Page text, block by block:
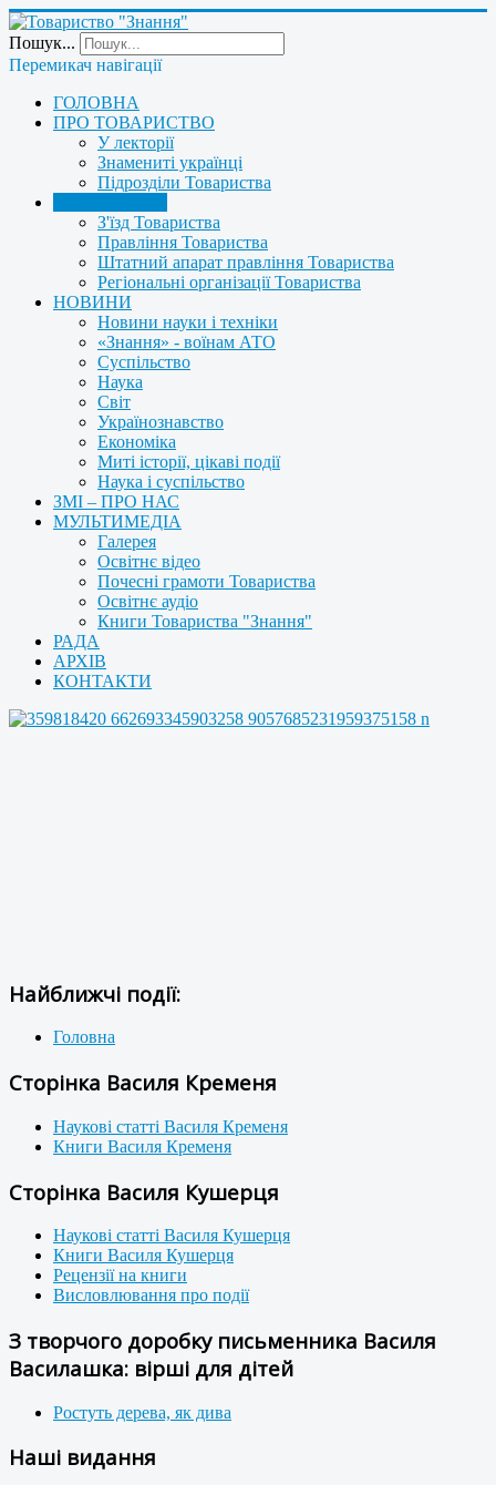
Пошук...
Перемикач навігації
ГОЛОВНА
ПРО ТОВАРИСТВО
У лекторії
Знамениті українці
Підрозділи Товариства
З'їзд Товариства
Правління Товариства
Штатний апарат правління Товариства
Регіональні організації Товариства
НОВИНИ
Новини науки і техніки
«Знання» - воїнам АТО
Суспільство
Наука
Світ
Українознавство
Економіка
Миті історії, цікаві події
Наука і суспільство
ЗМІ – ПРО НАС
МУЛЬТИМЕДІА
Галерея
Освітнє відео
Почесні грамоти Товариства
Освітнє аудіо
Книги Товариства "Знання"
РАДА
АРХІВ
КОНТАКТИ
Найближчі події:
Головна
Сторінка Василя Кременя
Наукові статті Василя Кременя
Книги Василя Кременя
Сторінка Василя Кушерця
Наукові статті Василя Кушерця
Книги Василя Кушерця
Рецензії на книги
Висловлювання про події
З творчого доробку письменника Василя
Василашка: вірші для дітей
Ростуть дерева, як дива
Наші видання